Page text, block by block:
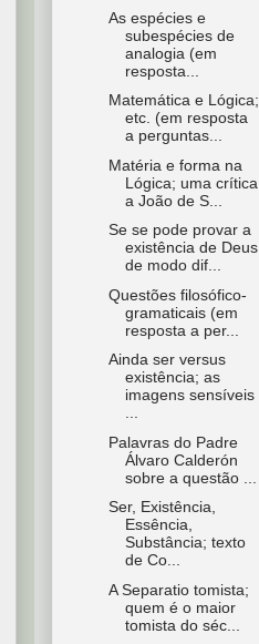
As espécies e
subespécies de
analogia (em
resposta...
Matemática e Lógica;
etc. (em resposta
a perguntas...
Matéria e forma na
Lógica; uma crítica
a João de S...
Se se pode provar a
existência de Deus
de modo dif...
Questões filosófico-
gramaticais (em
resposta a per...
Ainda ser versus
existência; as
imagens sensíveis
...
Palavras do Padre
Álvaro Calderón
sobre a questão ...
Ser, Existência,
Essência,
Substância; texto
de Co...
A Separatio tomista;
quem é o maior
tomista do séc...